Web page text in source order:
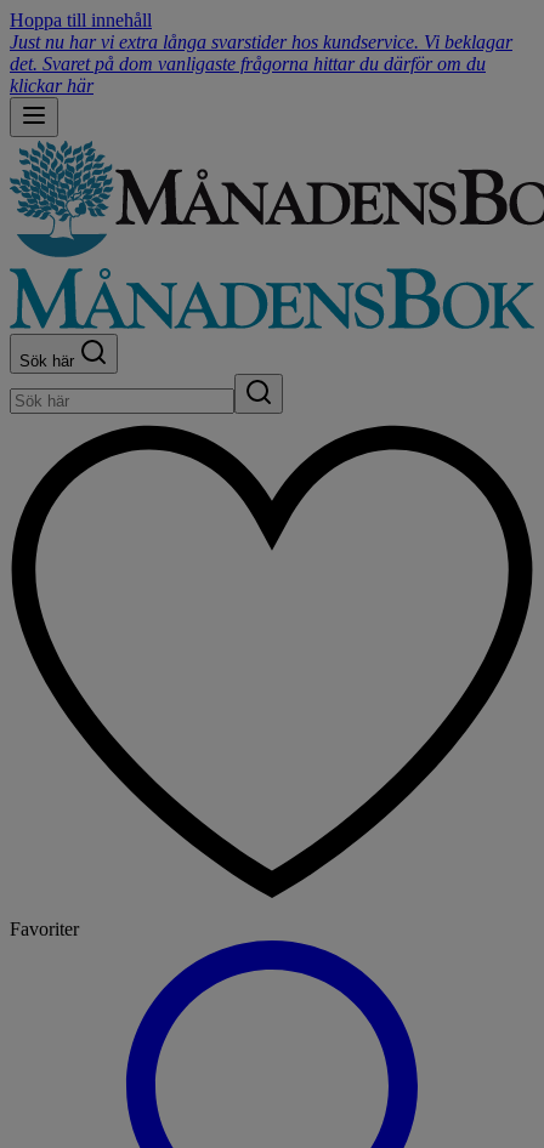
Hoppa till innehåll
Just nu har vi extra långa svarstider hos kundservice. Vi beklagar
det. Svaret på dom vanligaste frågorna hittar du därför om du
klickar här
Sök här
Favoriter